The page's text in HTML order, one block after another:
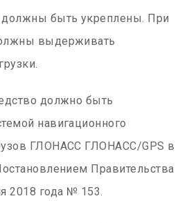
быть укреплены. При
выдерживать
должно быть
навигационного
ГЛОНАСС ГЛОНАСС/GPS в
Правительства
2018 года № 153.